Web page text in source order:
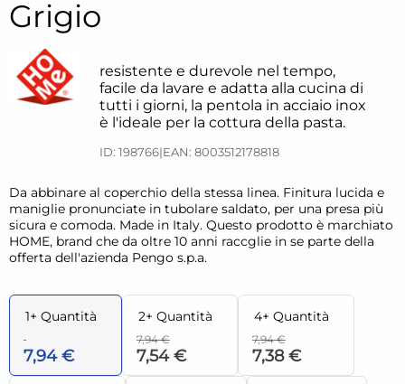
Grigio
resistente e durevole nel tempo,
facile da lavare e adatta alla cucina di
tutti i giorni, la pentola in acciaio inox
è l'ideale per la cottura della pasta.
ID: 198766|EAN: 8003512178818
Da abbinare al coperchio della stessa linea. Finitura lucida e
maniglie pronunciate in tubolare saldato, per una presa più
sicura e comoda. Made in Italy. Questo prodotto è marchiato
HOME, brand che da oltre 10 anni raccglie in se parte della
offerta dell'azienda Pengo s.p.a.
1+ Quantità
7,94 €
2+ Quantità
7,94 €
7,54 €
4+ Quantità
7,94 €
7,38 €